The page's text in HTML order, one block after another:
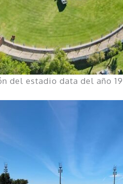
del estadio data del año